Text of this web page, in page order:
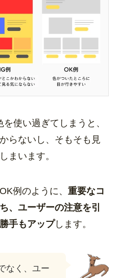
使い過ぎてしまうと、
らないし、そもそも見
まいます。
例のように、 重要なコ
、ユーザーの注意を引
手もアップします。
なく、ユー